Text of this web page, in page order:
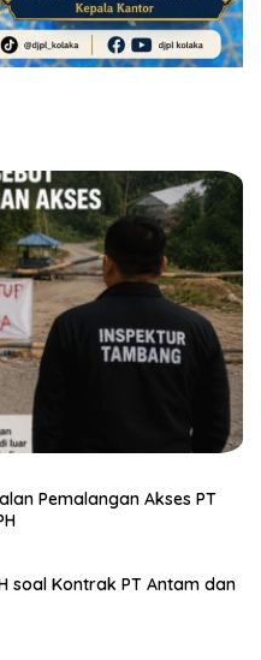
Pemalangan Akses PT
soal Kontrak PT Antam dan